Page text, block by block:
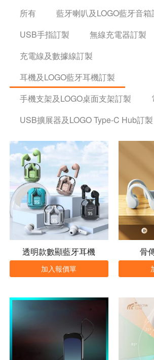
所有
藍牙喇叭及LOGO藍牙音箱
USB手指訂製
無線充電器訂製
充電線及數據線訂製
耳機及LOGO藍牙耳機訂製
手機支架及LOGO桌面支架訂製
USB擴展器及LOGO Type-C Hub訂製
透明款數顯藍牙耳機
加入報價單
骨